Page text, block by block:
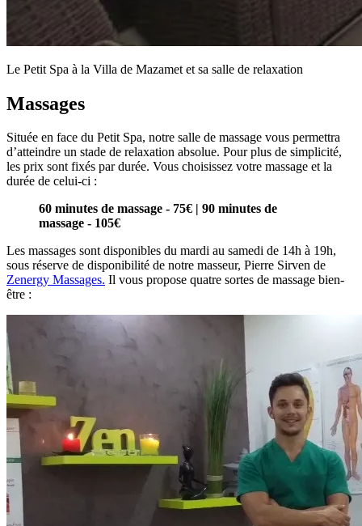
Le Petit Spa à la Villa de Mazamet et sa salle de relaxation
Massages
Située en face du Petit Spa, notre salle de massage vous permettra
d’atteindre un stade de relaxation absolue. Pour plus de simplicité,
les prix sont fixés par durée. Vous choisissez votre massage et la
durée de celui-ci :
60 minutes de massage - 75€ | 90 minutes de
massage - 105€
Les massages sont disponibles du mardi au samedi de 14h à 19h,
sous réserve de disponibilité de notre masseur, Pierre Sirven de
Zenergy Massages. Il vous propose quatre sortes de massage bien-
être :